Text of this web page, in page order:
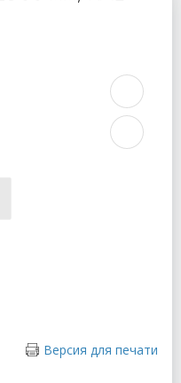
Версия для печати